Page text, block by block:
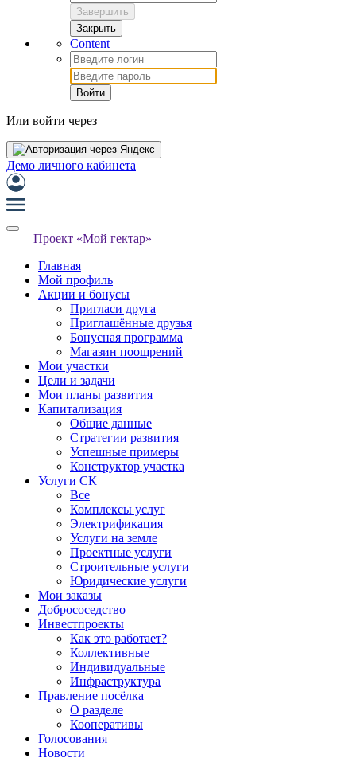
Завершить
Закрыть
Content
Войти
Или войти через
Демо личного кабинета
Проект «Мой гектар»
Главная
Мой профиль
Акции и бонусы
Пригласи друга
Приглашённые друзья
Бонусная программа
Магазин поощрений
Мои участки
Цели и задачи
Мои планы развития
Капитализация
Общие данные
Стратегии развития
Успешные примеры
Конструктор участка
Услуги СК
Все
Комплексы услуг
Электрификация
Услуги на земле
Проектные услуги
Строительные услуги
Юридические услуги
Мои заказы
Добрососедство
Инвестпроекты
Как это работает?
Коллективные
Индивидуальные
Инфраструктура
Правление посёлка
О разделе
Кооперативы
Голосования
Новости